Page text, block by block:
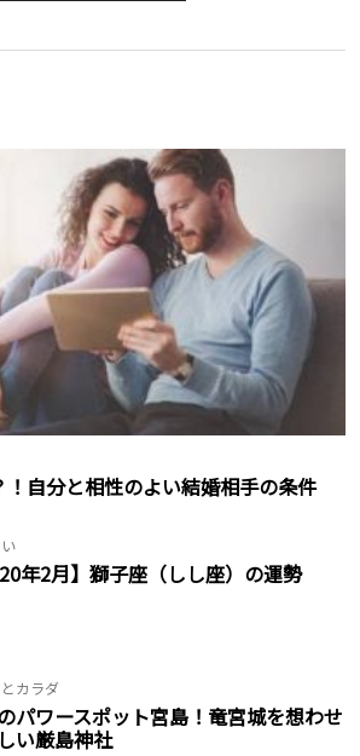
自分と相性のよい結婚相手の条件
年2月】獅子座（しし座）の運勢
カラダ
パワースポット宮島！竜宮城を想わせ
い厳島神社